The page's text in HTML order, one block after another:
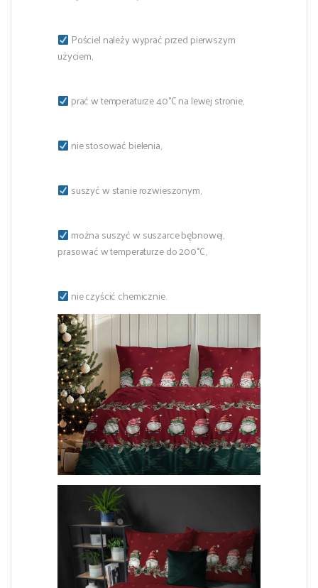
Pościel należy wyprać przed pierwszym
użyciem,
prać w temperaturze 40°C na lewej stronie,
nie stosować bielenia,
suszyć w stanie rozwieszonym,
można suszyć w suszarce bębnowej,
prasować w temperaturze do 200°C,
nie czyścić chemicznie.